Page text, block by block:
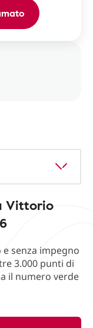
Vittorio
senza impegno
3.000 punti di
il numero verde